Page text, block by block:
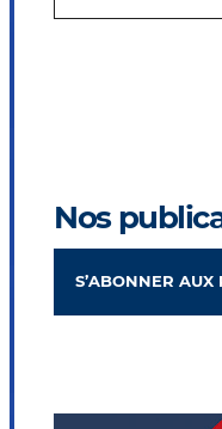
Nos
S’ABONNER AUX